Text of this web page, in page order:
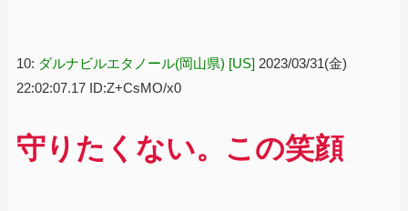
10: ダルナビルエタノール(岡山県) [US] 2023/03/31(金)
22:02:07.17 ID:Z+CsMO/x0
守りたくない。この笑顔